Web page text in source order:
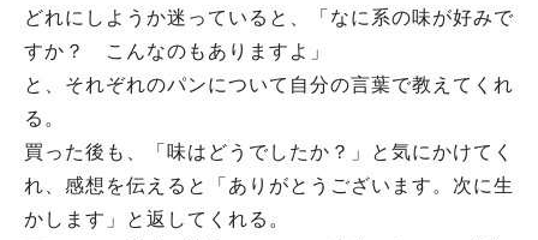
どれにしようか迷っていると、「なに系の味が好みで
すか？ こんなのもありますよ」
と、それぞれのパンについて自分の言葉で教えてくれ
る。
買った後も、「味はどうでしたか？」と気にかけてく
れ、感想を伝えると「ありがとうございます。次に生
かします」と返してくれる。